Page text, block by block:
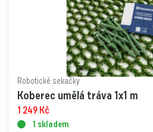
Robotické sekačky
Koberec umělá tráva 1x1 m
1 249Kč
1 skladem